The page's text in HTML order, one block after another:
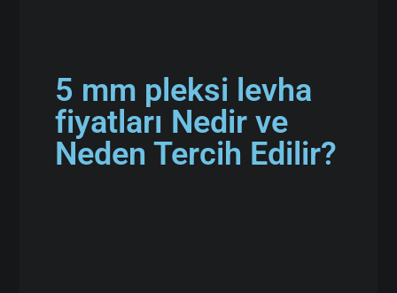
5 mm pleksi levha
fiyatları Nedir ve
Neden Tercih Edilir?